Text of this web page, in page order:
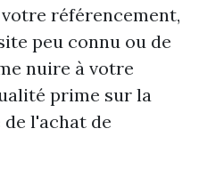
référencement,
peu connu ou de
nuire à votre
prime sur la
l'achat de